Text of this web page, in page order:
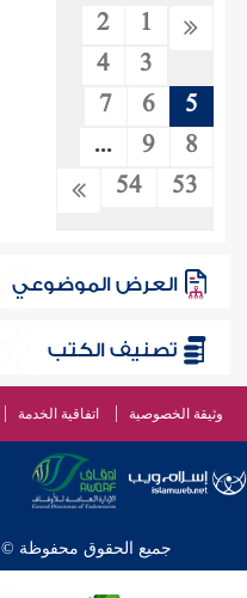
1
2
3
4
5
6
7
8
9
...
53
54
العرض الموضوعي
تصنيف الكتب
وثيقة الخصوصية اتفاقية الخدمة
جميع الحقوق محفوظة © 2026 - 1998 لشبكة إسلام ويب